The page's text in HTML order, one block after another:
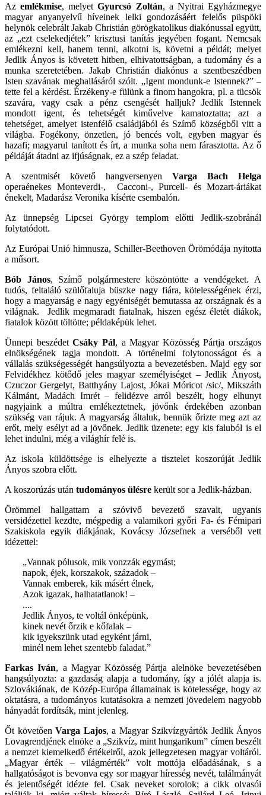
Azemlékmise, melyetGyurcsó Zoltán, a Nyitrai Egyházmegye
magyar anyanyelvű híveinek lelki gondozásáért felelős püspöki
helynök celebrált Jakab Christián görögkatolikus diakónussal együtt,
az „ezt cselekedjétek” krisztusi tanítás jegyében fogant. Nemcsak
emlékezni kell, hanem tenni, alkotni is, követni a példát; melyet
Jedlik Ányos is követett hitben, elhivatottságban, a tudomány és a
munka szeretetében. Jakab Christián diakónus a szentbeszédben
Isten szavának meghallásáról szólt. „Igent mondunk-e Istennek?” –
tette fel a kérdést. Érzékeny-e fülünk a finom hangokra, pl. a tücsök
szavára, vagy csak a pénz csengését halljuk? Jedlik Istennek
mondott igent, és tehetségét kiművelve kamatoztatta; azt a
tehetséget, amelyet istenfélő családjából és Szímő községből vitt a
világba. Fogékony, önzetlen, jó bencés volt, egyben magyar és
hazafi; magyarul tanított és írt, a munka soha nem fárasztotta. Az ő
példáját átadni az ifjúságnak, ez a szép feladat.
A szentmisét követő hangversenyen Varga Bach Helga
operaénekes Monteverdi-, Cacconi-, Purcell- és Mozart-áriákat
énekelt, Madarász Veronika kísérte csembalón.
Az ünnepség Lipcsei György templom előtti Jedlik-szobránál
folytatódott.
Az Európai Unió himnusza, Schiller-Beethoven Örömódája nyitotta
a műsort.
Bób János, Szímő polgármestere köszöntötte a vendégeket. A
tudós, feltaláló szülőfaluja büszke nagy fiára, kötelességének érzi,
hogy a magyarság e nagy egyéniségét bemutassa az országnak és a
világnak. Jedlik megmaradt fiatalnak, hiszen egész életét diákok,
fiatalok között töltötte; példaképük lehet.
Ünnepi beszédetCsáky Pál, a Magyar Közösség Pártja országos
elnökségének tagja mondott. A történelmi folytonosságot és a
vállalás szükségességét hangsúlyozta a bevezetésben. Majd egy sor
Felvidékhez kötődő jeles magyar személyiséget – Jedlik Ányost,
Czuczor Gergelyt, Batthyány Lajost, Jókai Móricot /sic/, Mikszáth
Kálmánt, Madách Imrét – felidézve arról beszélt, hogy elhunyt
nagyjaink a múltra emlékeztetnek, jövőnk érdekében azonban
szükség van rájuk. A magyarság általuk, bennük őrizte meg azt az
erőt, mely esélyt ad a jövőnek. Jedlik üzenete: egy kis faluból is el
lehet indulni, még a világhír felé is.
Az iskola küldöttsége is elhelyezte a tisztelet koszorúját Jedlik
Ányos szobra előtt.
A koszorúzás után tudományos ülésre került sor a Jedlik-házban.
Örömmel hallgattam a szóvivő bevezető szavait, ugyanis
versidézettel kezdte, mégpedig a valamikori győri Fa- és Fémipari
Szakiskola egyik diákjának, Kovácsy Józsefnek a verséből vett
idézettel:
„Vannak pólusok, mik vonzzák egymást;
napok, éjek, korszakok, századok –
Vannak emberek, kik másért élnek,
Azok igazak, halhatatlanok! –
....
Jedlik Ányos, te voltál önképünk,
kinek nevét őrzik e kőfalak –
kik igyekszünk utad egyként járni,
minél nem lehet szentebb faladat.”
Farkas Iván, a Magyar Közösség Pártja alelnöke bevezetésében
hangsúlyozta: a gazdaság alapja a tudomány, így a jólét alapja is.
Szlovákiának, de Közép-Európa államainak is kötelessége, hogy az
oktatásra, a tudományos kutatásokra a nemzeti jövedelem nagyobb
hányadát fordítsák, mint jelenleg.
Őt követően Varga Lajos, a Magyar Szikvízgyártók Jedlik Ányos
Lovagrendjének elnöke a „Szikvíz, mint hungarikum” címen beszélt
a nemzet kiemelkedő értékeiről, azok jellegzetesen magyar voltáról.
„Magyar érték – világmérték” volt mottója előadásának, s a
hallgatóságot is bevonva egy sor magyar híresség nevét, találmányát
és jelentőségét idézte fel. Csak neveket sorolok; a cikk olvasói